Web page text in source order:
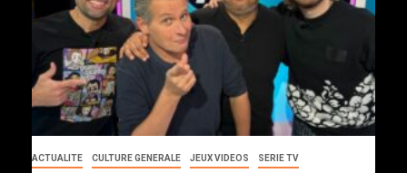
ACTUALITE CULTURE GENERALE JEUX VIDEOS SERIE TV